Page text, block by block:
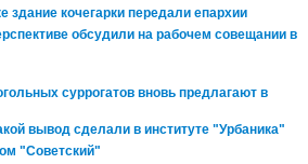
кочегарки передали епархии
обсудили на рабочем совещании в
суррогатов вновь предлагают в
вывод сделали в институте "Урбаника"
"Советский"